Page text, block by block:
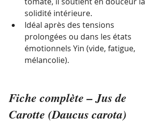
solidité intérieure.
Idéal après des tensions
prolongées ou dans les états
émotionnels Yin (vide, fatigue,
mélancolie).
Fiche complète – Jus de
Carotte (Daucus carota)